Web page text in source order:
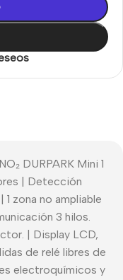
DURPARK Mini 1
| Detección
1 zona no ampliable
3 hilos.
| Display LCD,
de relé libres de
electroquímicos y